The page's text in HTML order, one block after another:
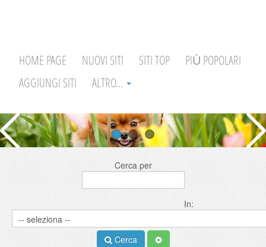
HOME PAGE NUOVI SITI SITI TOP
PIÙ POPOLARI
AGGIUNGI SITI
ALTRO...
Cerca per
In:
Cerca